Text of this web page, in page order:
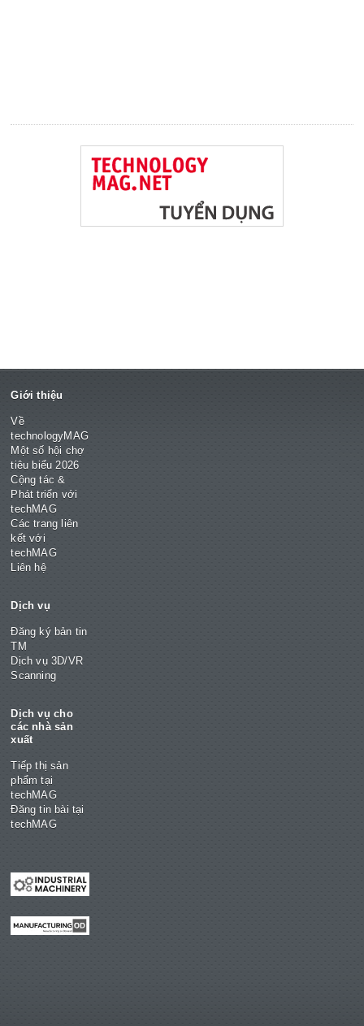
Giới thiệu
Về
technologyMAG
Một số hội chợ
tiêu biểu 2026
Cộng tác &
Phát triển với
techMAG
Các trang liên
kết với
techMAG
Liên hệ
Dịch vụ
Đăng ký bản tin
TM
Dịch vụ 3D/VR
Scanning
Dịch vụ cho
các nhà sản
xuất
Tiếp thị sản
phẩm tại
techMAG
Đăng tin bài tại
techMAG